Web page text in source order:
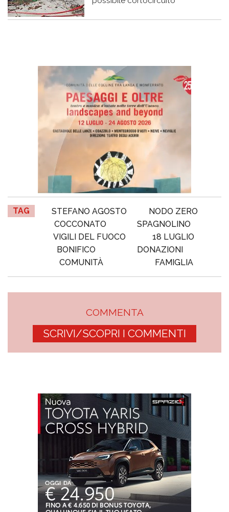
TAG STEFANO AGOSTO
NODO ZERO
COCCONATO
SPAGNOLINO
VIGILI DEL FUOCO
18 LUGLIO
BONIFICO
DONAZIONI
COMUNITÀ
FAMIGLIA
COMMENTA
SCRIVI/SCOPRI I COMMENTI